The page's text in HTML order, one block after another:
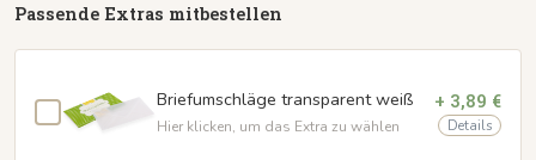
Passende Extras mitbestellen
Briefumschläge transparent weiß
Hier klicken, um das Extra zu wählen
+ 3,89 €
Details